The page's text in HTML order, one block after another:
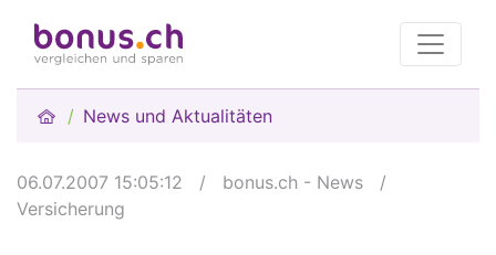
News und Aktualitäten
06.07.2007 15:05:12 / bonus.ch - News
/
Versicherung